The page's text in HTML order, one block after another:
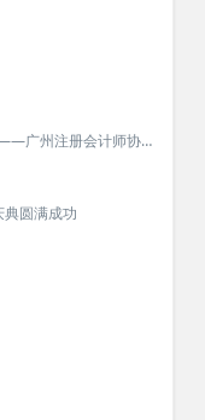
加强秘书处自身建设，服务协会高质量发展——广州注册会计师协会、广州市注册税务师协会第二次秘书长联席工作会议召开
圆满成功